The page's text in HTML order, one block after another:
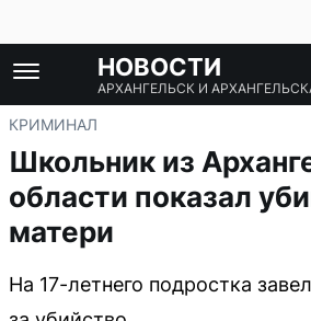
НОВОСТИ
АРХАНГЕЛЬСК И
КРИМИНАЛ
Школьник из
области показал
матери
На 17-летнего подростка